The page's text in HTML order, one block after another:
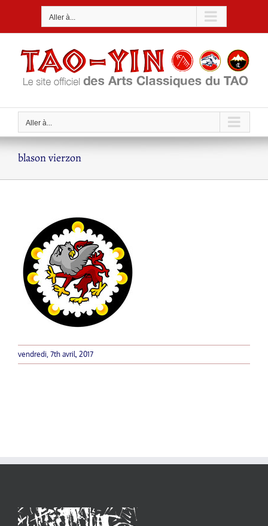
Aller à...
Aller à...
blason vierzon
vendredi, 7th avril, 2017